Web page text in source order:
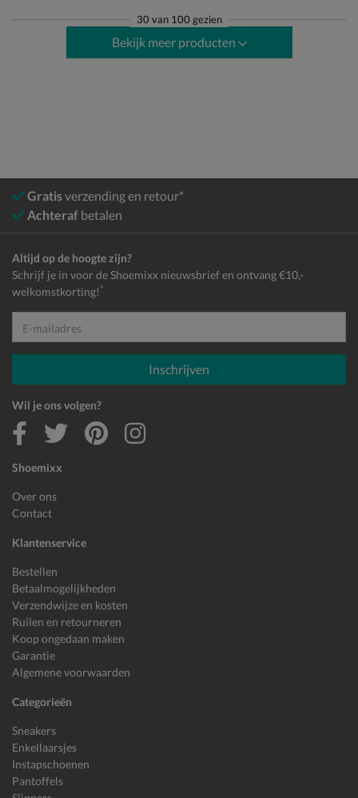
30 van 100 gezien
Bekijk meer producten
Gratisverzending en retour*
Achteraf betalen
Shoemixx
Over ons
Contact
Klantenservice
Bestellen
Betaalmogelijkheden
Verzendwijze en kosten
Ruilen en retourneren
Koop ongedaan maken
Garantie
Algemene voorwaarden
Categorieën
Sneakers
Enkellaarsjes
Instapschoenen
Pantoffels
Altijd op de hoogte zijn?
Schrijf je in voor de Shoemixx nieuwsbrief en ontvang €10,-
welkomstkorting! *
E-mailadres
Inschrijven
Wil je ons volgen?